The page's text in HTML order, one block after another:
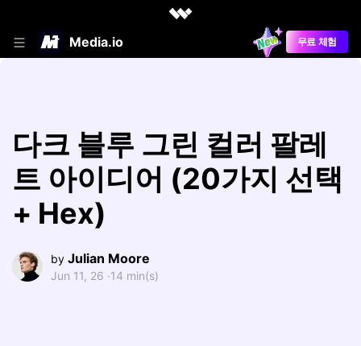
Media.io 무료 체험
다크 블루 그린 컬러 팔레
트 아이디어 (20가지 선택
+ Hex)
by Julian Moore
Jun 11, 26 ·14 min(s)